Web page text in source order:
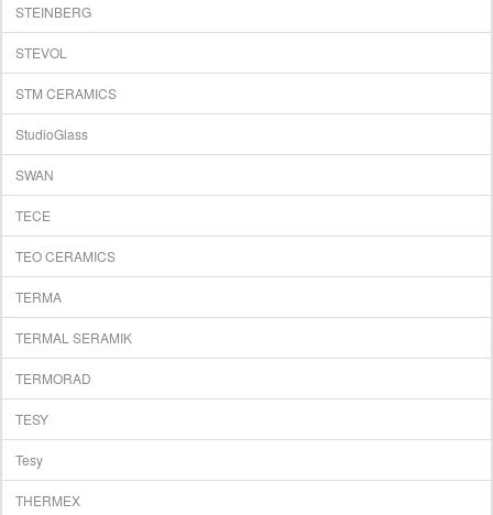
STEINBERG
STEVOL
STM CERAMICS
StudioGlass
SWAN
TECE
TEO CERAMICS
TERMA
TERMAL SERAMIK
TERMORAD
TESY
Tesy
THERMEX